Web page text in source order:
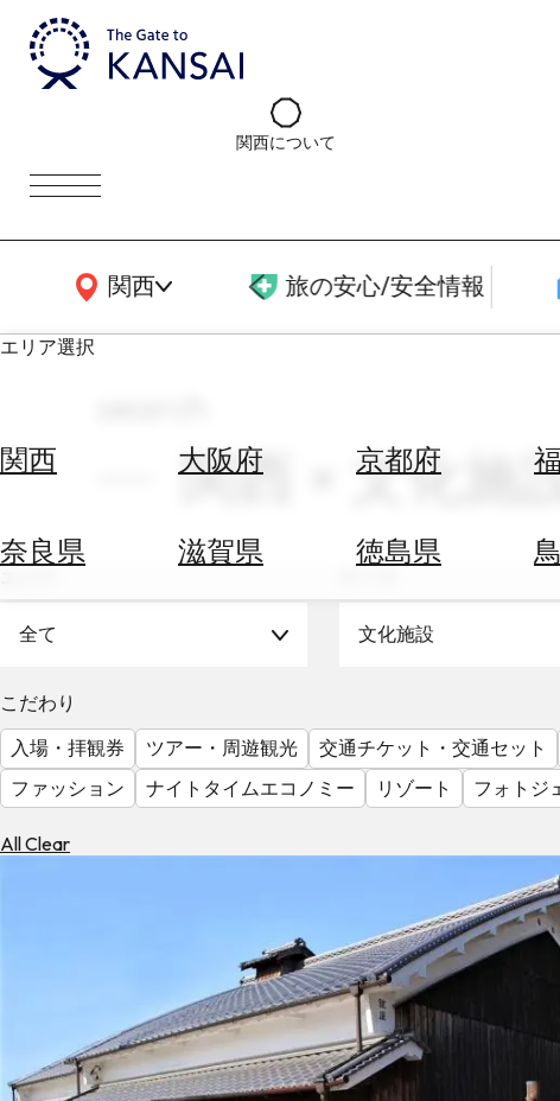
関西について
関西
関西広域MAP 旅の安心/安全情報
エリア選択
関西 大阪府 京都府
奈良県 滋賀県 徳島県
ホ
す
替
を
調
べ
天
を
関西 × 文化施
全て 文化施設
こだわり
入場・拝観券
ツアー・周遊観光 交通チケット・交通セット
ファッション
ナイトタイムエコノミー リゾート フォトジ
All Clear